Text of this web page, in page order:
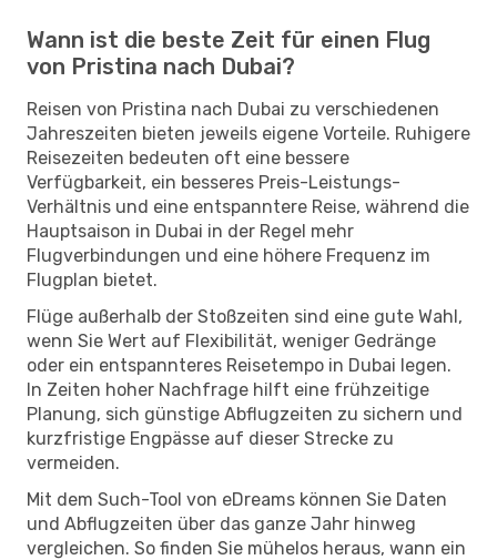
Wann ist die beste Zeit für einen Flug
von Pristina nach Dubai?
Reisen von Pristina nach Dubai zu verschiedenen
Jahreszeiten bieten jeweils eigene Vorteile. Ruhigere
Reisezeiten bedeuten oft eine bessere
Verfügbarkeit, ein besseres Preis-Leistungs-
Verhältnis und eine entspanntere Reise, während die
Hauptsaison in Dubai in der Regel mehr
Flugverbindungen und eine höhere Frequenz im
Flugplan bietet.
Flüge außerhalb der Stoßzeiten sind eine gute Wahl,
wenn Sie Wert auf Flexibilität, weniger Gedränge
oder ein entspannteres Reisetempo in Dubai legen.
In Zeiten hoher Nachfrage hilft eine frühzeitige
Planung, sich günstige Abflugzeiten zu sichern und
kurzfristige Engpässe auf dieser Strecke zu
vermeiden.
Mit dem Such-Tool von eDreams können Sie Daten
und Abflugzeiten über das ganze Jahr hinweg
vergleichen. So finden Sie mühelos heraus, wann ein